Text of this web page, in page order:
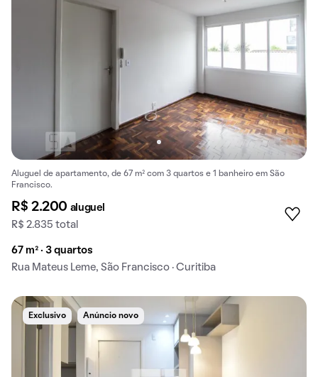
Aluguel de apartamento, de 67 m² com 3 quartos e 1 banheiro em São
Francisco.
R$ 2.200 aluguel
R$ 2.835 total
67 m² · 3 quartos
Rua Mateus Leme, São Francisco · Curitiba
Exclusivo Anúncio novo